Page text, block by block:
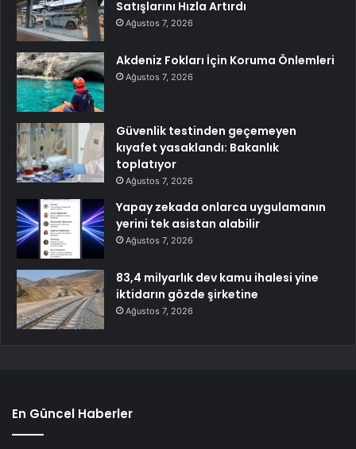
Satışlarını Hızla Artırdı
Ağustos 7, 2026
Akdeniz Fokları İçin Koruma Önlemleri
Ağustos 7, 2026
Güvenlik testinden geçemeyen
kıyafet yasaklandı: Bakanlık
toplatıyor
Ağustos 7, 2026
Yapay zekada onlarca uygulamanın
yerini tek asistan alabilir
Ağustos 7, 2026
83,4 milyarlık dev kamu ihalesi yine
iktidarın gözde şirketine
Ağustos 7, 2026
En Güncel Haberler